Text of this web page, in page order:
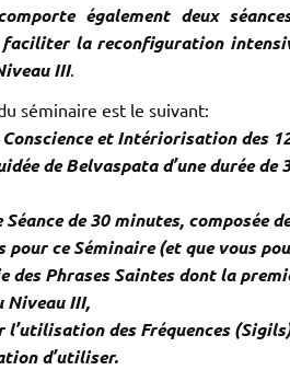
également deux
la reconfiguration
III.
séminaire est le suivant:
Conscience et Intériorisation des
de Belvaspata d’une durée
Séance de 30 minutes, composée
pour ce Séminaire(et que vous
des Phrases Saintes dont la
Niveau III,
des Fréquences
d’utiliser.